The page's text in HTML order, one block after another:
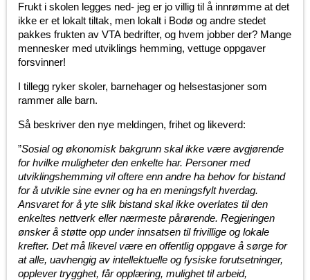
Frukt i skolen legges ned- jeg er jo villig til å innrømme at det
ikke er et lokalt tiltak, men lokalt i Bodø og andre stedet
pakkes frukten av VTA bedrifter, og hvem jobber der? Mange
mennesker med utviklings hemming, vettuge oppgaver
forsvinner!
I tillegg ryker skoler, barnehager og helsestasjoner som
rammer alle barn.
Så beskriver den nye meldingen, frihet og likeverd:
”Sosial og økonomisk bakgrunn skal ikke være avgjørende
for hvilke muligheter den enkelte har. Personer med
utviklingshemming vil oftere enn andre ha behov for bistand
for å utvikle sine evner og ha en meningsfylt hverdag.
Ansvaret for å yte slik bistand skal ikke overlates til den
enkeltes nettverk eller nærmeste pårørende. Regjeringen
ønsker å støtte opp under innsatsen til frivillige og lokale
krefter. Det må likevel være en offentlig oppgave å sørge for
at alle, uavhengig av intellektuelle og fysiske forutsetninger,
opplever trygghet, får opplæring, mulighet til arbeid,